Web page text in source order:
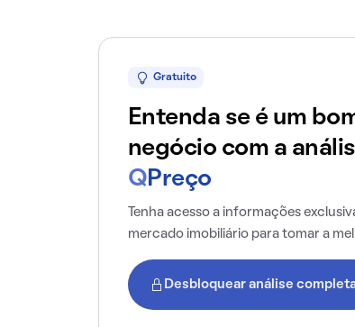
Gratuito
Entenda se é um
negócio com a
Q Preço
Tenha acesso a informações
mercado imobiliário para tomar a
Desbloquear análise